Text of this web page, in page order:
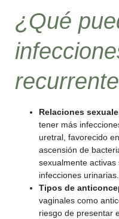
¿Qué
Relaciones
tener más
uretral, favorecido
ascensión de
sexualmente
infecciones urinarias.
Tipos de
vaginales como
riesgo de presentar